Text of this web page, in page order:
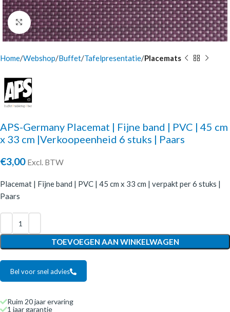
Click to enlarge
Home Webshop Buffet Tafelpresentatie Placemats
APS-Germany Placemat | Fijne band | PVC | 45 cm
x 33 cm |Verkoopeenheid 6 stuks | Paars
€3,00 Excl. BTW
Placemat | Fijne band | PVC | 45 cm x 33 cm | verpakt per 6 stuks |
Paars
TOEVOEGEN AAN WINKELWAGEN
Bel voor snel advies
Ruim 20 jaar ervaring
1 jaar garantie